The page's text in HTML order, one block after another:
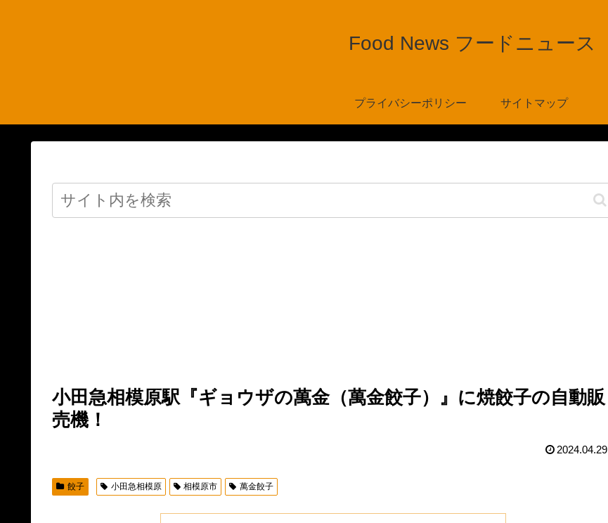
Food News フードニュース
プライバシーポリシー サイトマップ
小田急相模原駅『ギョウザの萬金（萬金餃子）』に焼餃子の自動販
売機！
2024.04.29
餃子 小田急相模原 相模原市 萬金餃子